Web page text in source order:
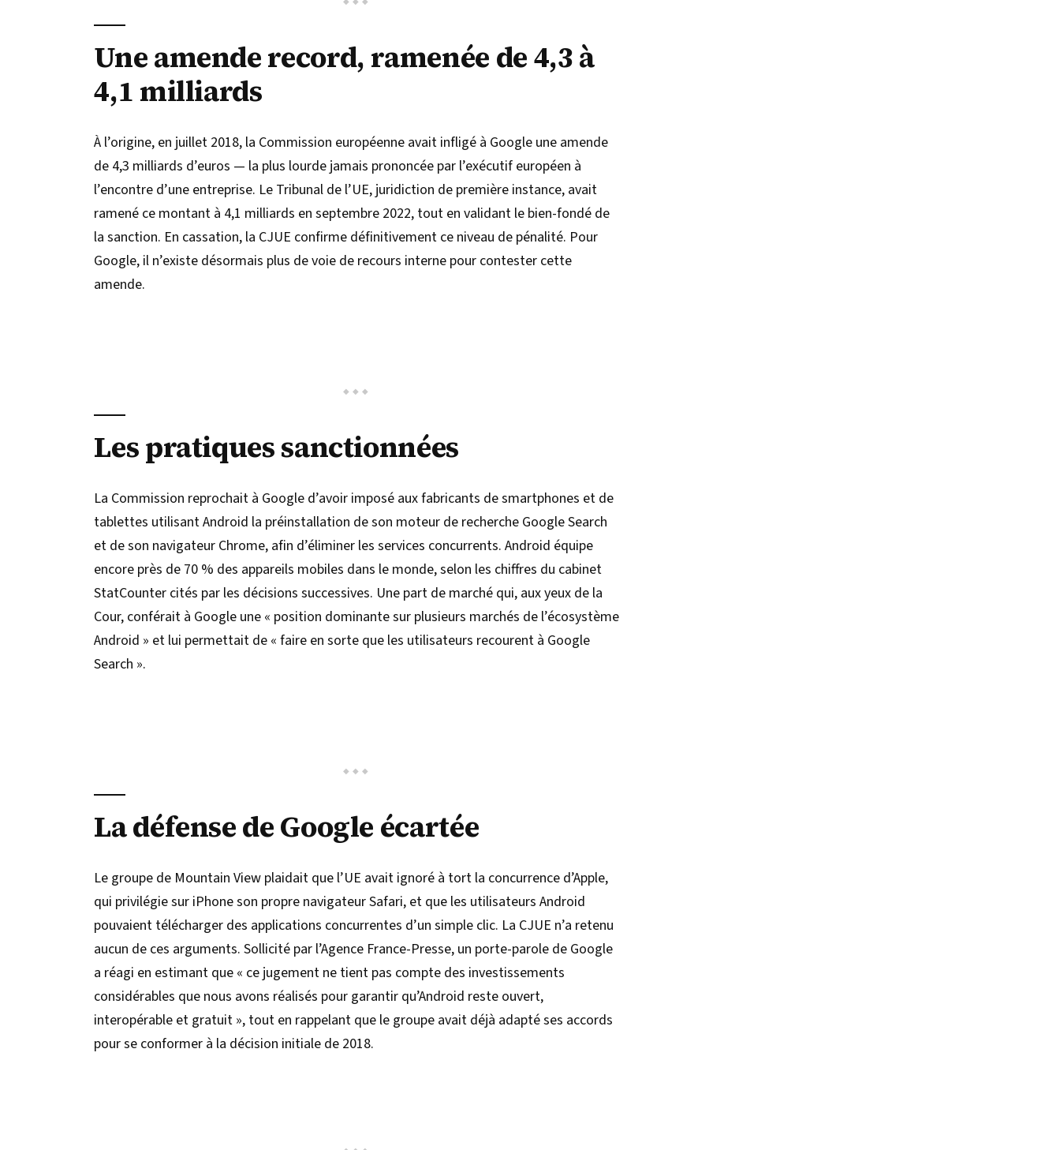
Une amende record, ramenée de 4,3 à
4,1 milliards
À l’origine, en juillet 2018, la Commission européenne avait infligé à Google une amende
de 4,3 milliards d’euros — la plus lourde jamais prononcée par l’exécutif européen à
l’encontre d’une entreprise. Le Tribunal de l’UE, juridiction de première instance, avait
ramené ce montant à 4,1 milliards en septembre 2022, tout en validant le bien-fondé de
la sanction. En cassation, la CJUE confirme définitivement ce niveau de pénalité. Pour
Google, il n’existe désormais plus de voie de recours interne pour contester cette
amende.
Les pratiques sanctionnées
La Commission reprochait à Google d’avoir imposé aux fabricants de smartphones et de
tablettes utilisant Android la préinstallation de son moteur de recherche Google Search
et de son navigateur Chrome, afin d’éliminer les services concurrents. Android équipe
encore près de 70 % des appareils mobiles dans le monde, selon les chiffres du cabinet
StatCounter cités par les décisions successives. Une part de marché qui, aux yeux de la
Cour, conférait à Google une « position dominante sur plusieurs marchés de l’écosystème
Android » et lui permettait de « faire en sorte que les utilisateurs recourent à Google
Search ».
La défense de Google écartée
Le groupe de Mountain View plaidait que l’UE avait ignoré à tort la concurrence d’Apple,
qui privilégie sur iPhone son propre navigateur Safari, et que les utilisateurs Android
pouvaient télécharger des applications concurrentes d’un simple clic. La CJUE n’a retenu
aucun de ces arguments. Sollicité par l’Agence France-Presse, un porte-parole de Google
a réagi en estimant que « ce jugement ne tient pas compte des investissements
considérables que nous avons réalisés pour garantir qu’Android reste ouvert,
interopérable et gratuit », tout en rappelant que le groupe avait déjà adapté ses accords
pour se conformer à la décision initiale de 2018.